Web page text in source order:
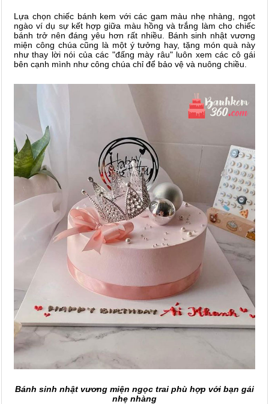
Lựa chọn chiếc bánh kem với các gam màu nhẹ nhàng, ngọt
ngào ví dụ sự kết hợp giữa màu hồng và trắng làm cho chiếc
bánh trở nên đáng yêu hơn rất nhiều. Bánh sinh nhật vương
miện công chúa cũng là một ý tưởng hay, tặng món quà này
như thay lời nói của các "đấng mày râu" luôn xem các cô gái
bên cạnh mình như công chúa chỉ để bảo vệ và nuông chiều.
Bánh sinh nhật vương miện ngọc trai phù hợp với bạn gái
nhẹ nhàng